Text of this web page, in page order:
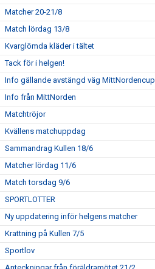
Matcher 20-21/8
Match lördag 13/8
Kvarglömda kläder i tältet
Tack för i helgen!
Info gällande avstängd väg MittNordencup
Info från MittNorden
Matchtröjor
Kvällens matchuppdag
Sammandrag Kullen 18/6
Matcher lördag 11/6
Match torsdag 9/6
SPORTLOTTER
Ny uppdatering inför helgens matcher
Krattning på Kullen 7/5
Sportlov